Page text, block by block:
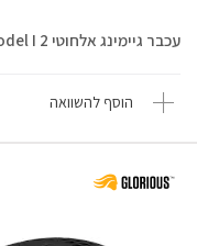
עכבר גיימינג אלחוטי Model I 2
הוסף להשוואה